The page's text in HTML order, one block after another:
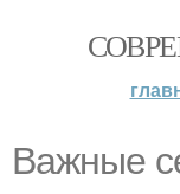
Важные